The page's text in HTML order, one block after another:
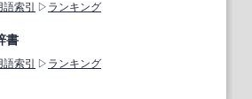
語索引 ランキング
書
語索引 ランキング